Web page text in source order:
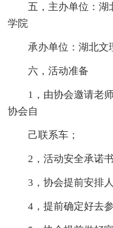
五，主办单位：湖
学院
承办单位：湖北文
六，活动准备
1，由协会邀请老
协会自
己联系车；
2，活动安全承诺
3，协会提前安排
4，提前确定好去